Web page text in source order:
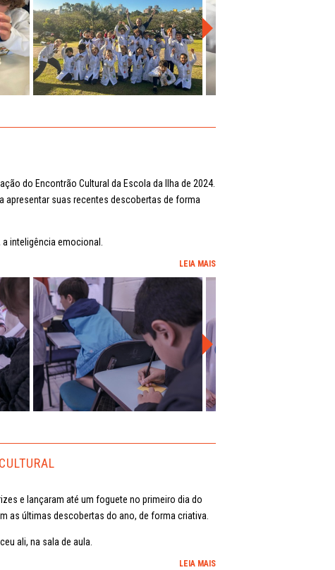
do Encontrão Cultural da Escola da Ilha de 2024.
apresentar suas recentes descobertas de forma
inteligência emocional.
LEIA MAIS
e lançaram até um foguete no primeiro dia do
as últimas descobertas do ano, de forma criativa.
ali, na sala de aula.
LEIA MAIS